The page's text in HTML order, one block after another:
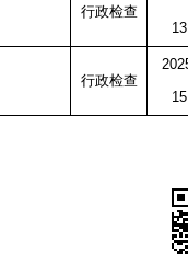
行政检查
行政检查